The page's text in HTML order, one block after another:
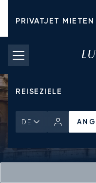
PRIVATJET MIETEN
CHARTERPREISE
PRIVATJETS
REISEZIELE
DE